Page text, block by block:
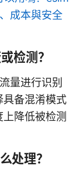
成本與安全
检测？
量进行识别
具备混淆模式
降低被检测
处理？